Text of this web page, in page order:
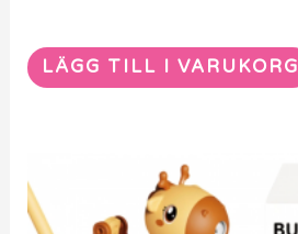
LÄGG TILL I VARUKORG